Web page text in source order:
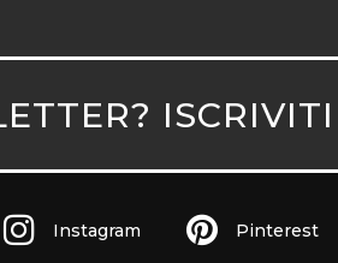
ISCRIVITI
Instagram Pinterest